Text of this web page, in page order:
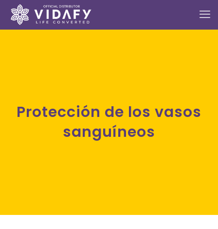
Protección de los vasos
sanguíneos